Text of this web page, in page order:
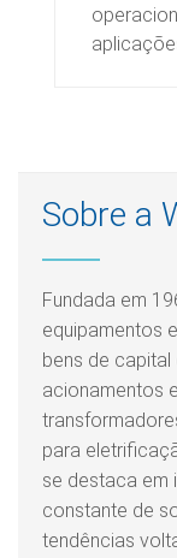
Sobre a
Fundada em
equipamentos
bens de
acionamentos
para
se destaca em
constante de
tendências